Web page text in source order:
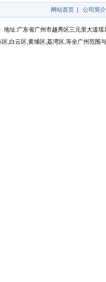
网站首页 公司简介
地址:广东省广州市越秀区三元里大道
黄埔区,荔湾区,等全广州范围与